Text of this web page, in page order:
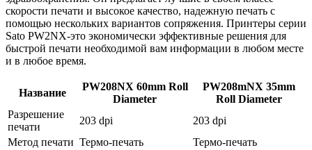
скорости печати и высокое качество, надежную печать с
помощью нескольких вариантов сопряжения. Принтеры серии
Sato PW2NX-это экономически эффективные решения для
быстрой печати необходимой вам информации в любом месте
и в любое время.
Название
PW208NX 60mm Roll
Diameter
PW208mNX 35mm
Roll Diameter
Разрешение
печати
203 dpi
203 dpi
Метод печати Термо-печать
Термо-печать